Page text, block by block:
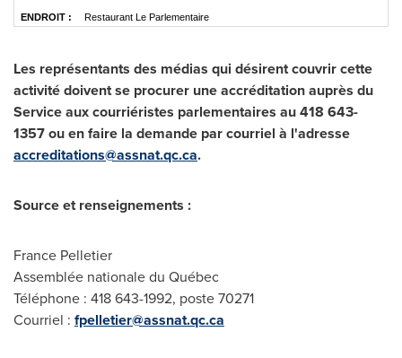
ENDROIT : Restaurant Le Parlementaire
Les représentants des médias qui désirent couvrir cette
activité doivent se procurer une accréditation auprès du
Service aux courriéristes parlementaires au 418 643-
1357 ou en faire la demande par courriel à l'adresse
accreditations@assnat.qc.ca.
Source et renseignements :
France Pelletier
Assemblée nationale du Québec
Téléphone : 418 643-1992, poste 70271
Courriel : fpelletier@assnat.qc.ca